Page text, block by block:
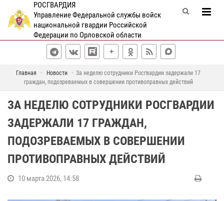
РОСГВАРДИЯ
Управление Федеральной службы войск
национальной гвардии Российской
Федерации по Орловской области
Главная Новости
За неделю сотрудники Росгвардии задержали 17
граждан, подозреваемых в совершении противоправных действий
ЗА НЕДЕЛЮ СОТРУДНИКИ РОСГВАРДИИ
ЗАДЕРЖАЛИ 17 ГРАЖДАН,
ПОДОЗРЕВАЕМЫХ В СОВЕРШЕНИИ
ПРОТИВОПРАВНЫХ ДЕЙСТВИЙ
10 марта 2026, 14:58